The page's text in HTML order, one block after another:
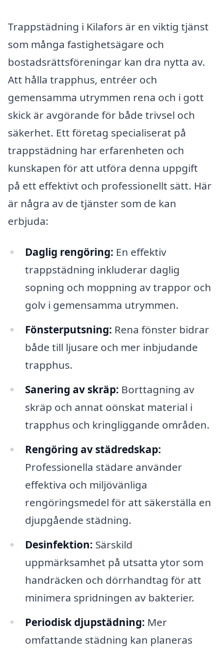
Trappstädning i Kilafors är en viktig tjänst
som många fastighetsägare och
bostadsrättsföreningar kan dra nytta av.
Att hålla trapphus, entréer och
gemensamma utrymmen rena och i gott
skick är avgörande för både trivsel och
säkerhet. Ett företag specialiserat på
trappstädning har erfarenheten och
kunskapen för att utföra denna uppgift
på ett effektivt och professionellt sätt. Här
är några av de tjänster som de kan
erbjuda:
Daglig rengöring: En effektiv
trappstädning inkluderar daglig
sopning och moppning av trappor och
golv i gemensamma utrymmen.
Fönsterputsning: Rena fönster bidrar
både till ljusare och mer inbjudande
trapphus.
Sanering av skräp: Borttagning av
skräp och annat oönskat material i
trapphus och kringliggande områden.
Rengöring av städredskap:
Professionella städare använder
effektiva och miljövänliga
rengöringsmedel för att säkerställa en
djupgående städning.
Desinfektion: Särskild
uppmärksamhet på utsatta ytor som
handräcken och dörrhandtag för att
minimera spridningen av bakterier.
Periodisk djupstädning: Mer
omfattande städning kan planeras